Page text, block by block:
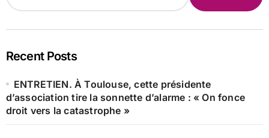
Recent Posts
ENTRETIEN. À Toulouse, cette présidente
d’association tire la sonnette d’alarme : « On fonce
droit vers la catastrophe »